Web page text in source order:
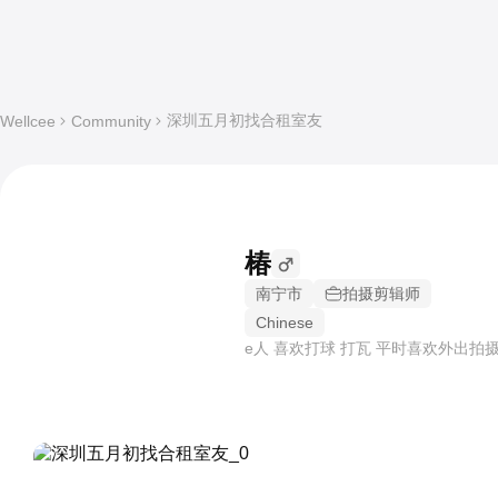
Wellcee Community 深圳五月初找合租室友
椿
南宁市
拍摄剪辑师
Chinese
e人 喜欢打球 打瓦 平时喜欢外出拍